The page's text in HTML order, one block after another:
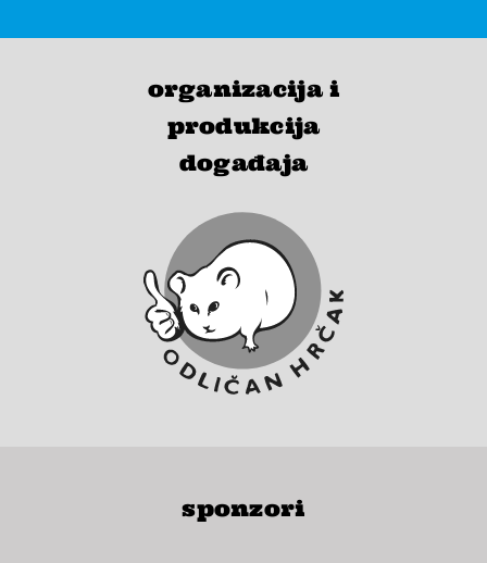
organizacija i
produkcija
događaja
sponzori